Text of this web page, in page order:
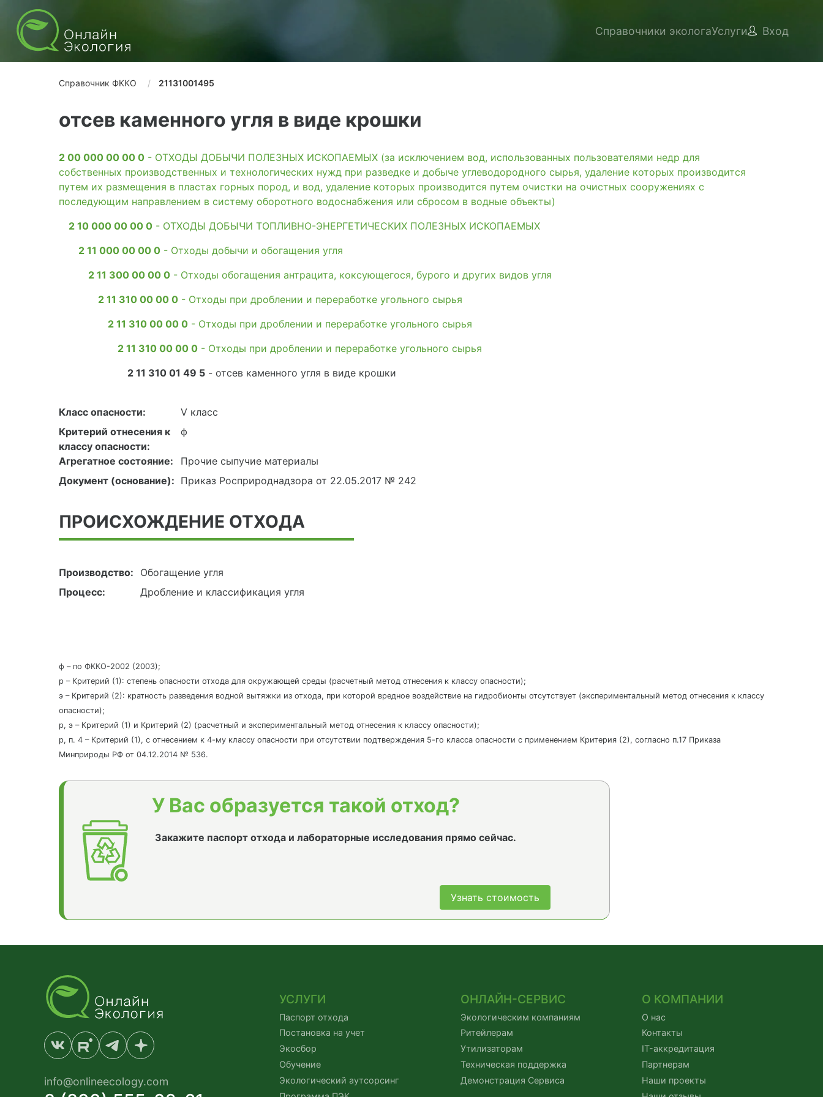
Справочники экологаУслуги Вход
Справочник ФККО 21131001495
отсев каменного угля в виде крошки
2 00 000 00 00 0 - ОТХОДЫ ДОБЫЧИ ПОЛЕЗНЫХ ИСКОПАЕМЫХ (за исключением вод, использованных пользователями недр для
собственных производственных и технологических нужд при разведке и добыче углеводородного сырья, удаление которых производится
путем их размещения в пластах горных пород, и вод, удаление которых производится путем очистки на очистных сооружениях с
последующим направлением в систему оборотного водоснабжения или сбросом в водные объекты)
2 10 000 00 00 0 - ОТХОДЫ ДОБЫЧИ ТОПЛИВНО-ЭНЕРГЕТИЧЕСКИХ ПОЛЕЗНЫХ ИСКОПАЕМЫХ
2 11 000 00 00 0 - Отходы добычи и обогащения угля
2 11 300 00 00 0 - Отходы обогащения антрацита, коксующегося, бурого и других видов угля
2 11 310 00 00 0 - Отходы при дроблении и переработке угольного сырья
2 11 310 00 00 0 - Отходы при дроблении и переработке угольного сырья
2 11 310 00 00 0 - Отходы при дроблении и переработке угольного сырья
2 11 310 01 49 5 - отсев каменного угля в виде крошки
Класс опасности:
V класс
Критерий отнесения к
классу опасности:
ф
Агрегатное состояние:
Прочие сыпучие материалы
Документ (основание): Приказ Росприроднадзора от 22.05.2017 № 242
ПРОИСХОЖДЕНИЕ ОТХОДА
Производство:
Обогащение угля
Процесс:
Дробление и классификация угля
ф – по ФККО-2002 (2003);
р – Критерий (1): степень опасности отхода для окружающей среды (расчетный метод отнесения к классу опасности);
э – Критерий (2): кратность разведения водной вытяжки из отхода, при которой вредное воздействие на гидробионты отсутствует (экспериментальный метод отнесения к классу
опасности);
р, э – Критерий (1) и Критерий (2) (расчетный и экспериментальный метод отнесения к классу опасности);
р, п. 4 – Критерий (1), с отнесением к 4-му классу опасности при отсутствии подтверждения 5-го класса опасности с применением Критерия (2), согласно п.17 Приказа
Минприроды РФ от 04.12.2014 № 536.
У Вас образуется такой отход?
Закажите паспорт отхода и лабораторные исследования прямо сейчас.
Узнать стоимость
info@onlineecology.com
УСЛУГИ
Паспорт отхода
Постановка на учет
Экосбор
Обучение
Экологический аутсорсинг
ОНЛАЙН-СЕРВИС
Экологическим компаниям
Ритейлерам
Утилизаторам
Техническая поддержка
Демонстрация Сервиса
О КОМПАНИИ
О нас
Контакты
IT-аккредитация
Партнерам
Наши проекты